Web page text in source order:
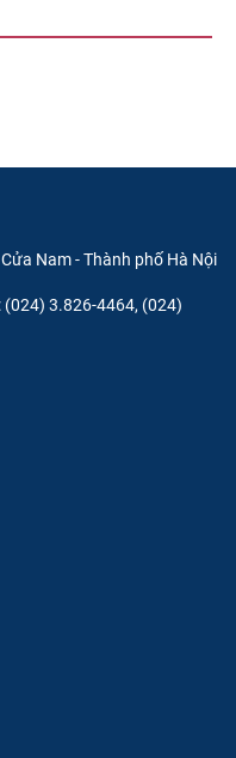
Nam - Thành phố Hà Nội
3.826-4464, (024)